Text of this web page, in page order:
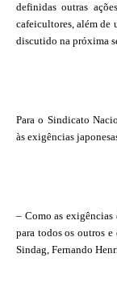
definidas outras
cafeicultores, além de
discutido na próxima
Para o Sindicato
às exigências
– Como as
para todos os outros
Sindag, Fernando